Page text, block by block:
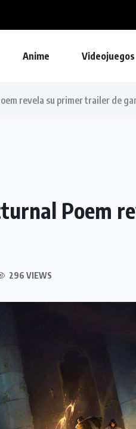
Anime Videojuegos
revela su primer trailer de
Poem
296 VIEWS